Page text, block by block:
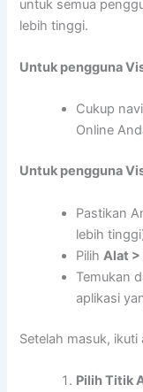
untuk semua
lebih tinggi.
Untuk pengguna
Cukup
Online
Untuk pengguna
Pastikan
lebih
PilihAlat >
Temukan
aplikasi
Setelah masuk, ikuti
Pilih Titik